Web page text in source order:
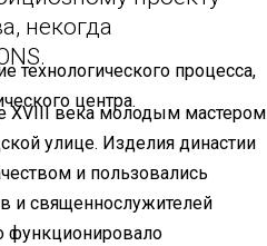
некогда
технологического процесса,
центра.
XVIII века молодым мастером
улице. Изделия династии
и пользовались
и священнослужителей
функционировало